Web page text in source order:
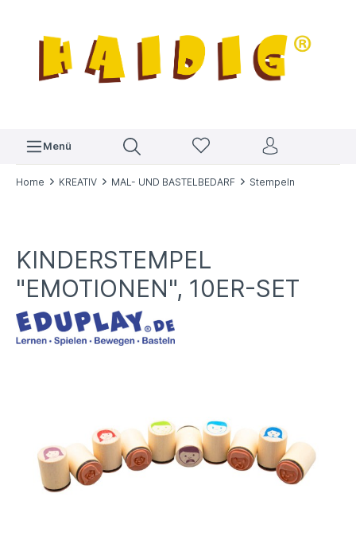
Menü
Home KREATIV MAL- UND BASTELBEDARF Stempeln
KINDERSTEMPEL
"EMOTIONEN", 10ER-SET